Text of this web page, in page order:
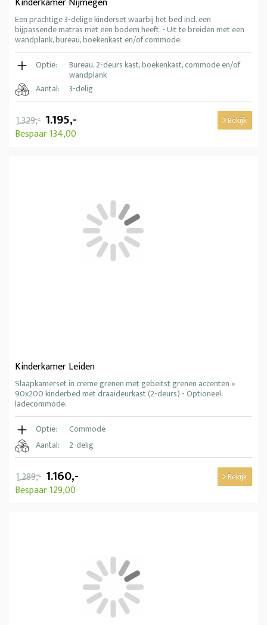
Een prachtige 3-delige kinderset waarbij het bed incl. een
bijpassende matras met een bodem heeft. - Uit te breiden met een
wandplank, bureau, boekenkast en/of commode.
Optie:
Bureau, 2-deurs kast, boekenkast, commode en/of
wandplank
Aantal:
3-delig
1.329,- 1.195,-
Bespaar 134,00
Bekijk
Kinderkamer Leiden
Slaapkamerset in creme grenen met gebeitst grenen accenten »
90x200 kinderbed met draaideurkast (2-deurs) - Optioneel:
ladecommode.
Optie:
Commode
Aantal:
2-delig
1.289,- 1.160,-
Bespaar 129,00
Bekijk